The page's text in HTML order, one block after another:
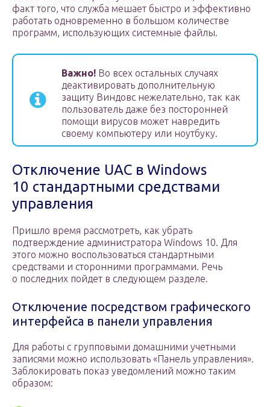
факт того, что служба мешает быстро и эффективно
работать одновременно в большом количестве
программ, использующих системные файлы.
Важно! Во всех остальных случаях
деактивировать дополнительную
защиту Виндовс нежелательно, так как
пользователь даже без посторонней
помощи вирусов может навредить
своему компьютеру или ноутбуку.
Отключение UAC в Windows
10 стандартными средствами
управления
Пришло время рассмотреть, как убрать
подтверждение администратора Windows 10. Для
этого можно воспользоваться стандартными
средствами и сторонними программами. Речь
о последних пойдет в следующем разделе.
Отключение посредством графического
интерфейса в панели управления
Для работы с групповыми домашними учетными
записями можно использовать «Панель управления».
Заблокировать показ уведомлений можно таким
образом: